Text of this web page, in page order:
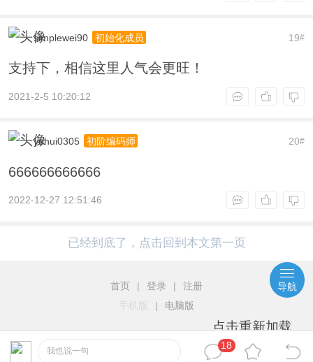
19#
simplewei90 初始化成员
支持下，相信这里人气会更旺！
2021-2-5 10:20:12
20#
yuhui0305 初阶编码师
666666666666
2022-12-27 12:51:46
我也说一句
18
已经到底了，点击回到本文第一页
点击重新加载
首页 | 登录 |
注册
手机版
| 电脑版
导航